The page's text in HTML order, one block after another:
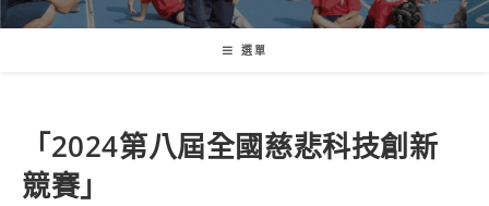
選單
「2024第八屆全國慈悲科技創新
競賽」